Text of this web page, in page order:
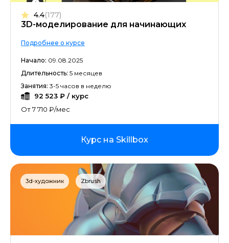
3D-моделирование для начинающих
4.4(177)
Подробнее о курсе
Начало: 09.08.2025
Длительность: 5 месяцев
Занятия: 3-5 часов в неделю
92 523 ₽ / курс
От 7 710 ₽/мес
Курс на Skillbox
3d-художник Zbrush